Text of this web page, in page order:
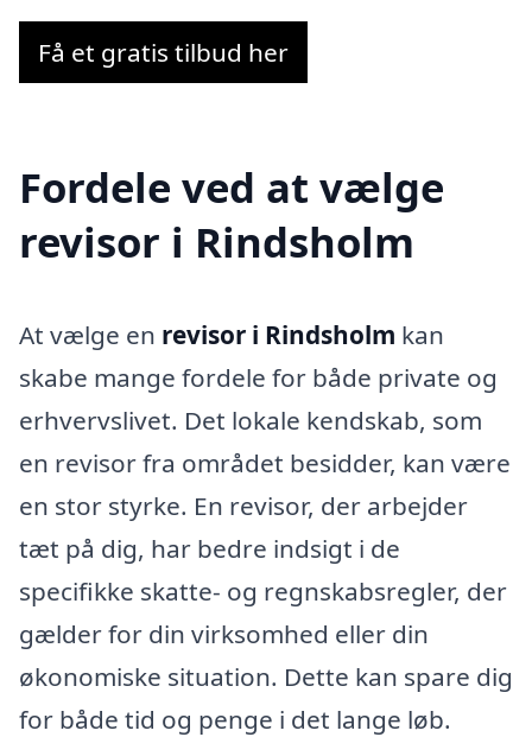
Få et gratis tilbud her
Fordele ved at vælge
revisor i Rindsholm
At vælge en revisor i Rindsholm kan
skabe mange fordele for både private og
erhvervslivet. Det lokale kendskab, som
en revisor fra området besidder, kan være
en stor styrke. En revisor, der arbejder
tæt på dig, har bedre indsigt i de
specifikke skatte- og regnskabsregler, der
gælder for din virksomhed eller din
økonomiske situation. Dette kan spare dig
for både tid og penge i det lange løb.